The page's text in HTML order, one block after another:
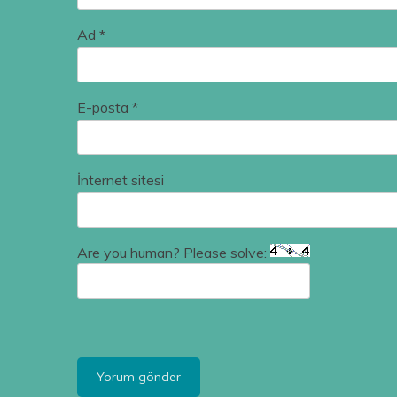
Ad *
E-posta *
İnternet sitesi
Are you human? Please solve: